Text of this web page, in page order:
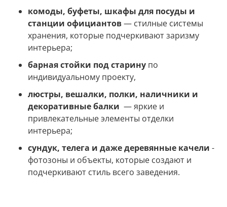
комоды, буфеты, шкафы для посуды и
станции официантов— стилные системы
хранения, которые подчеркивают заризму
интерьера;
барная стойки под старину по
индивидуальному проекту,
люстры, вешалки, полки, наличники и
декоративные балки — яркие и
привлекательные элементы отделки
интерьера;
сундук, телега и даже деревянные качели -
фотозоны и объекты, которые создают и
подчеркивают стиль всего заведения.